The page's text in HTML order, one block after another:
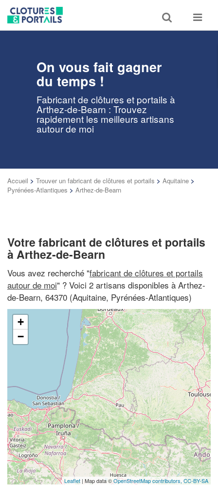
Toggle
search
Toggle
On vous fait gagner
du temps !
Fabricant de clôtures et portails à
Arthez-de-Bearn : Trouvez
rapidement les meilleurs artisans
autour de moi
Accueil > Trouver un fabricant de clôtures et portails > Aquitaine >
Pyrénées-Atlantiques > Arthez-de-Bearn
Votre fabricant de clôtures et portails
à Arthez-de-Bearn
Vous avez recherché "fabricant de clôtures et portails
autour de moi" ? Voici 2 artisans disponibles à Arthez-
de-Bearn, 64370 (Aquitaine, Pyrénées-Atlantiques)
+
−
Leaflet | Map data ©OpenStreetMap contributors, CC-BY-SA